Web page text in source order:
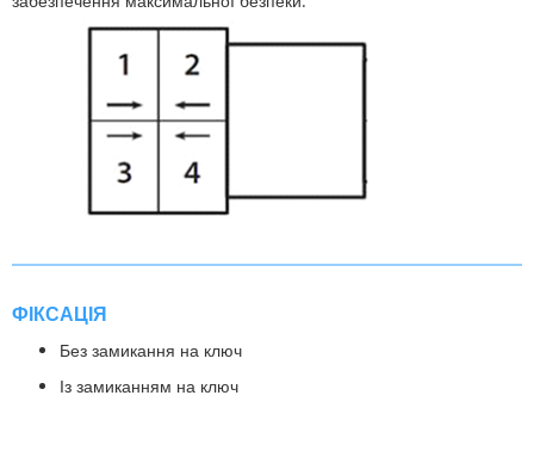
ФІКСАЦІЯ
Без замикання на ключ
Із замиканням на ключ